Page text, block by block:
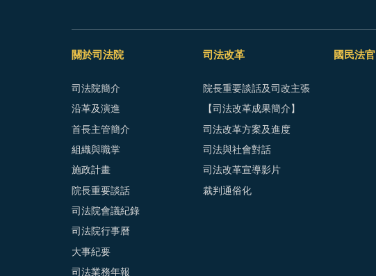
關於司法院
司法院簡介
沿革及演進
首長主管簡介
組織與職掌
施政計畫
院長重要談話
司法院會議紀錄
司法院行事曆
大事紀要
司法業務年報
司法改革
院長重要談話及司改主張
【司法改革成果簡介】
司法改革方案及進度
司法與社會對話
司法改革宣導影片
裁判通俗化
國民法官